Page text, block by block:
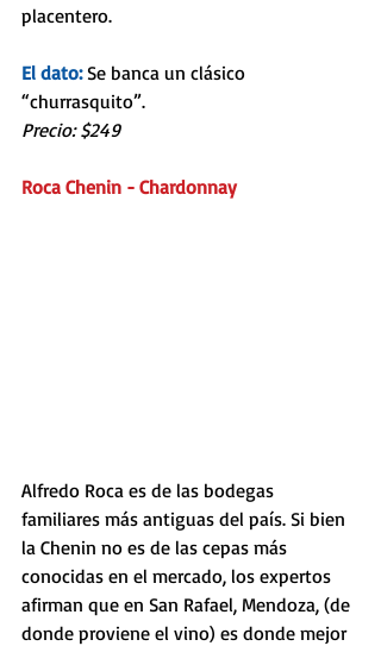
placentero.
El dato: Se banca un clásico
“churrasquito”.
Precio: $249
Roca Chenin - Chardonnay
Alfredo Roca es de las bodegas
familiares más antiguas del país. Si bien
la Chenin no es de las cepas más
conocidas en el mercado, los expertos
afirman que en San Rafael, Mendoza, (de
donde proviene el vino) es donde mejor